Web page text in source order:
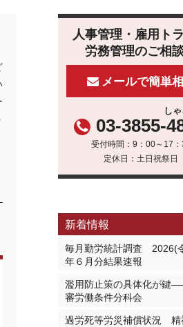
人事管理・雇用ト
労務管理のご相
メールで簡単
03-3855-
し
受付時間：9：00～17
定休日：土日祝祭日
新着情報
毎月勤労統計調査 2026(
年６月分結果速報
濫用防止策の具体化が鍵
審労働条件分科会
過労死等労災補償状況 精